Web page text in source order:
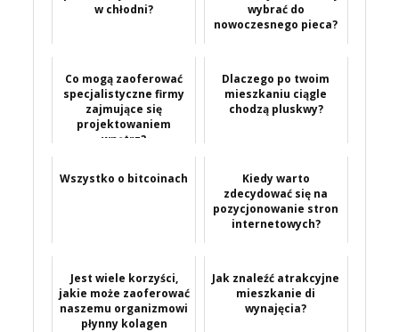
w chłodni?
wybrać do
nowoczesnego pieca?
Co mogą zaoferować
specjalistyczne firmy
zajmujące się
projektowaniem
wnętrz?
Dlaczego po twoim
mieszkaniu ciągle
chodzą pluskwy?
Wszystko o bitcoinach
Kiedy warto
zdecydować się na
pozycjonowanie stron
internetowych?
Jest wiele korzyści,
jakie może zaoferować
naszemu organizmowi
płynny kolagen
Jak znaleźć atrakcyjne
mieszkanie di
wynajęcia?